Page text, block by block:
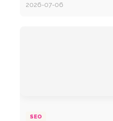
2026-07-06
SEO